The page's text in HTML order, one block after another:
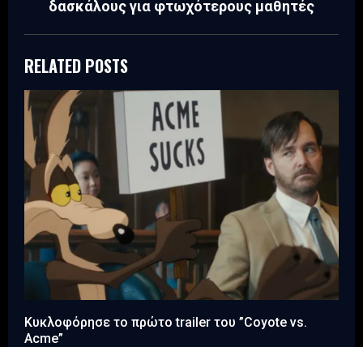
δασκάλους για φτωχότερους μαθητές
RELATED POSTS
Κυκλοφόρησε το πρώτο trailer του ”Coyote vs.
Acme”